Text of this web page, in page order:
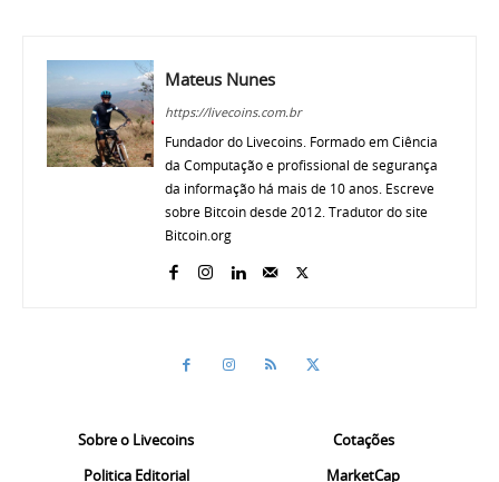
Mateus Nunes
https://livecoins.com.br
Fundador do Livecoins. Formado em Ciência
da Computação e profissional de segurança
da informação há mais de 10 anos. Escreve
sobre Bitcoin desde 2012. Tradutor do site
Bitcoin.org
Sobre o Livecoins
Politica Editorial
Cotações
MarketCap